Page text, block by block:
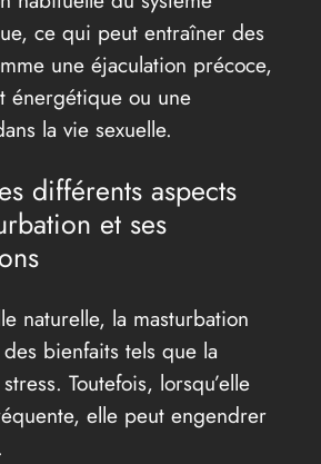
ce qui peut entraîner des
une éjaculation précoce,
énergétique ou une
la vie sexuelle.
différents aspects
et ses
naturelle, la masturbation
bienfaits tels que la
Toutefois, lorsqu’elle
elle peut engendrer